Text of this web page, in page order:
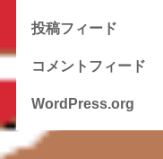
投稿フィード
コメントフィード
WordPress.org